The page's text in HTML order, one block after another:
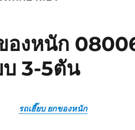
องหนัก
บ 3-5ตัน
รถเฮี๊ยบ ยกของหนัก